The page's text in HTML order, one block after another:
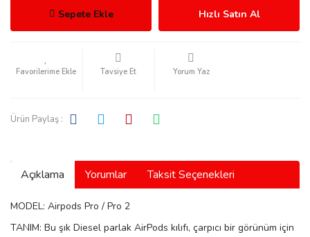
Sepete Ekle Hızlı Satın Al
Tavsiye Et Yorum Yaz
Ürün Paylaş :
Açıklama Yorumlar Taksit Seçenekleri
MODEL: Airpods Pro / Pro 2
TANIM: Bu şık Diesel parlak AirPods kılıfı, çarpıcı bir görünüm için